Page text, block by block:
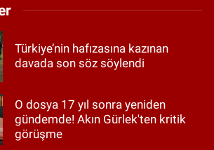
Türkiye’nin hafızasına kazınan
davada son söz söylendi
O dosya 17 yıl sonra yeniden
gündemde! Akın Gürlek'ten kritik
görüşme